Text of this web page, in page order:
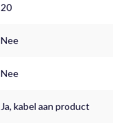
20
Nee
Nee
Ja, kabel aan product